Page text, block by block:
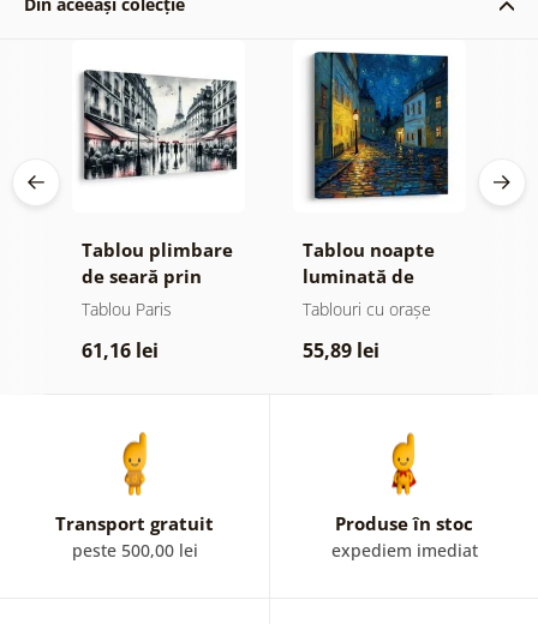
Din aceeași colecție
Tablou plimbare
de seară prin
Paris
Tablou Paris
61,16 lei
Tablou noapte
luminată de
lampă
Tablouri cu orașe
55,89 lei
Transport gratuit
peste 500,00 lei
Produse în stoc
expediem imediat